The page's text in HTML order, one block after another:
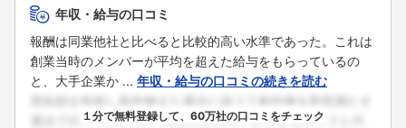
年収・給与の口コミ
報酬は同業他社と比べると比較的高い水準であった。これは
創業当時のメンバーが平均を超えた給与をもらっているの
と、大手企業か ... 年収・給与の口コミの続きを読む
１分で無料登録して、60万社の口コミをチェック